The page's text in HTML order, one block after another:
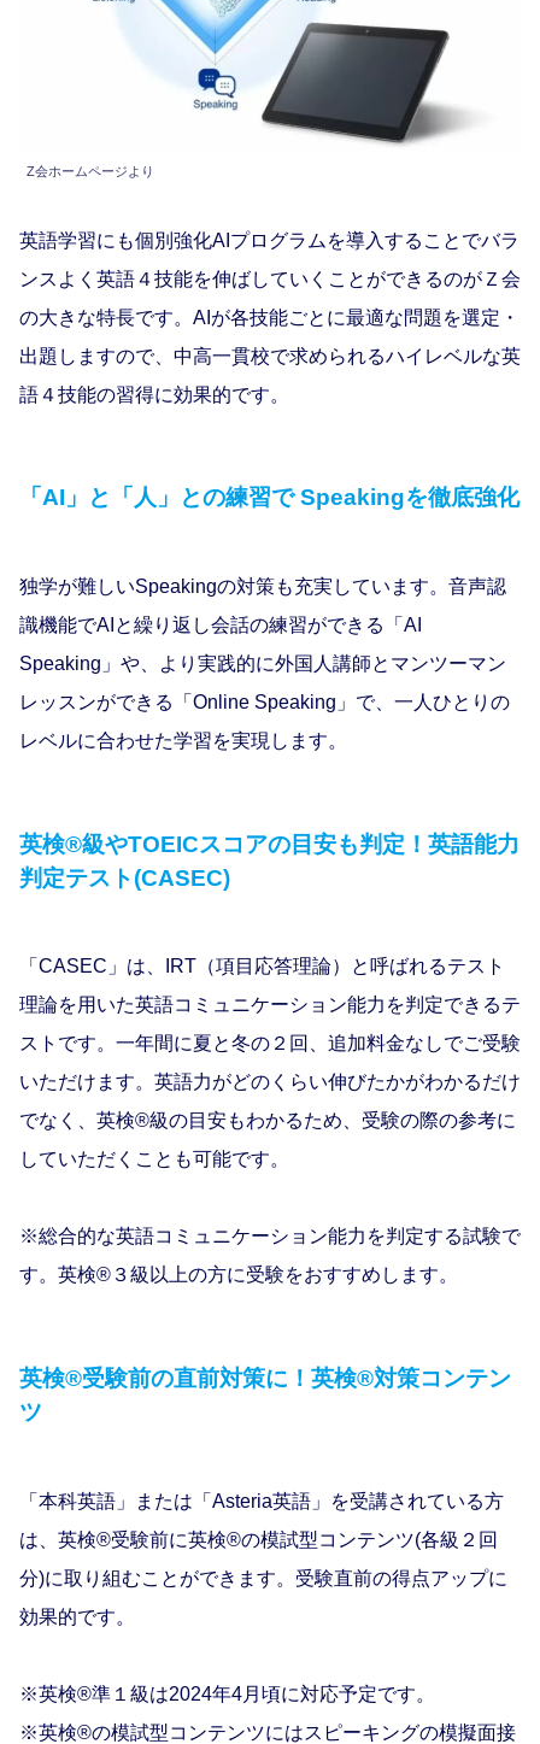
Z会ホームページより
英語学習にも個別強化AIプログラムを導入することでバラ
ンスよく英語４技能を伸ばしていくことができるのがＺ会
の大きな特長です。AIが各技能ごとに最適な問題を選定・
出題しますので、中高一貫校で求められるハイレベルな英
語４技能の習得に効果的です。
「AI」と「人」との練習で Speakingを徹底強化
独学が難しいSpeakingの対策も充実しています。音声認
識機能でAIと繰り返し会話の練習ができる「AI
Speaking」や、より実践的に外国人講師とマンツーマン
レッスンができる「Online Speaking」で、一人ひとりの
レベルに合わせた学習を実現します。
英検®級やTOEICスコアの目安も判定！英語能力
判定テスト(CASEC)
「CASEC」は、IRT（項⽬応答理論）と呼ばれるテスト
理論を⽤いた英語コミュニケーション能⼒を判定できるテ
ストです。⼀年間に夏と冬の２回、追加料⾦なしでご受験
いただけます。英語⼒がどのくらい伸びたかがわかるだけ
でなく、英検®級の⽬安もわかるため、受験の際の参考に
していただくことも可能です。
※総合的な英語コミュニケーション能力を判定する試験で
す。英検®３級以上の方に受験をおすすめします。
英検®受験前の直前対策に！英検®対策コンテン
ツ
「本科英語」または「Asteria英語」を受講されている⽅
は、英検®受験前に英検®の模試型コンテンツ(各級２回
分)に取り組むことができます。受験直前の得点アップに
効果的です。
※英検®準１級は2024年4月頃に対応予定です。
※英検®の模試型コンテンツにはスピーキングの模擬面接